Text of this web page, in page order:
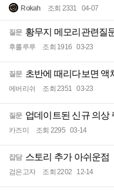
Rokah 조회 2331 04-07
질문 황무지 메모리관련질
후롤루루 조회 1916 03-23
질문 초반에 때리다보면 액
에버리쉬 조회 2351 03-23
질문 업데이트된 신규 의상
카즈미 조회 2295 03-14
잡담 스토리 추가 아쉬운점
검은고자 조회 2202 12-14